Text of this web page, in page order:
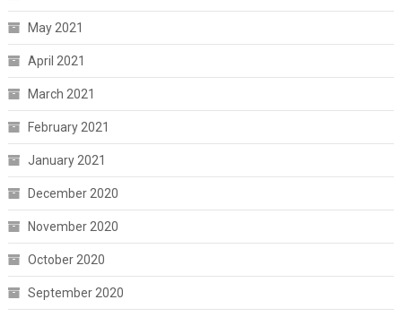
May 2021
April 2021
March 2021
February 2021
January 2021
December 2020
November 2020
October 2020
September 2020